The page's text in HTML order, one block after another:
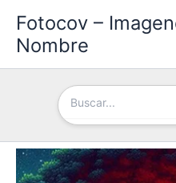
contenido
Fotocov –
Nombre